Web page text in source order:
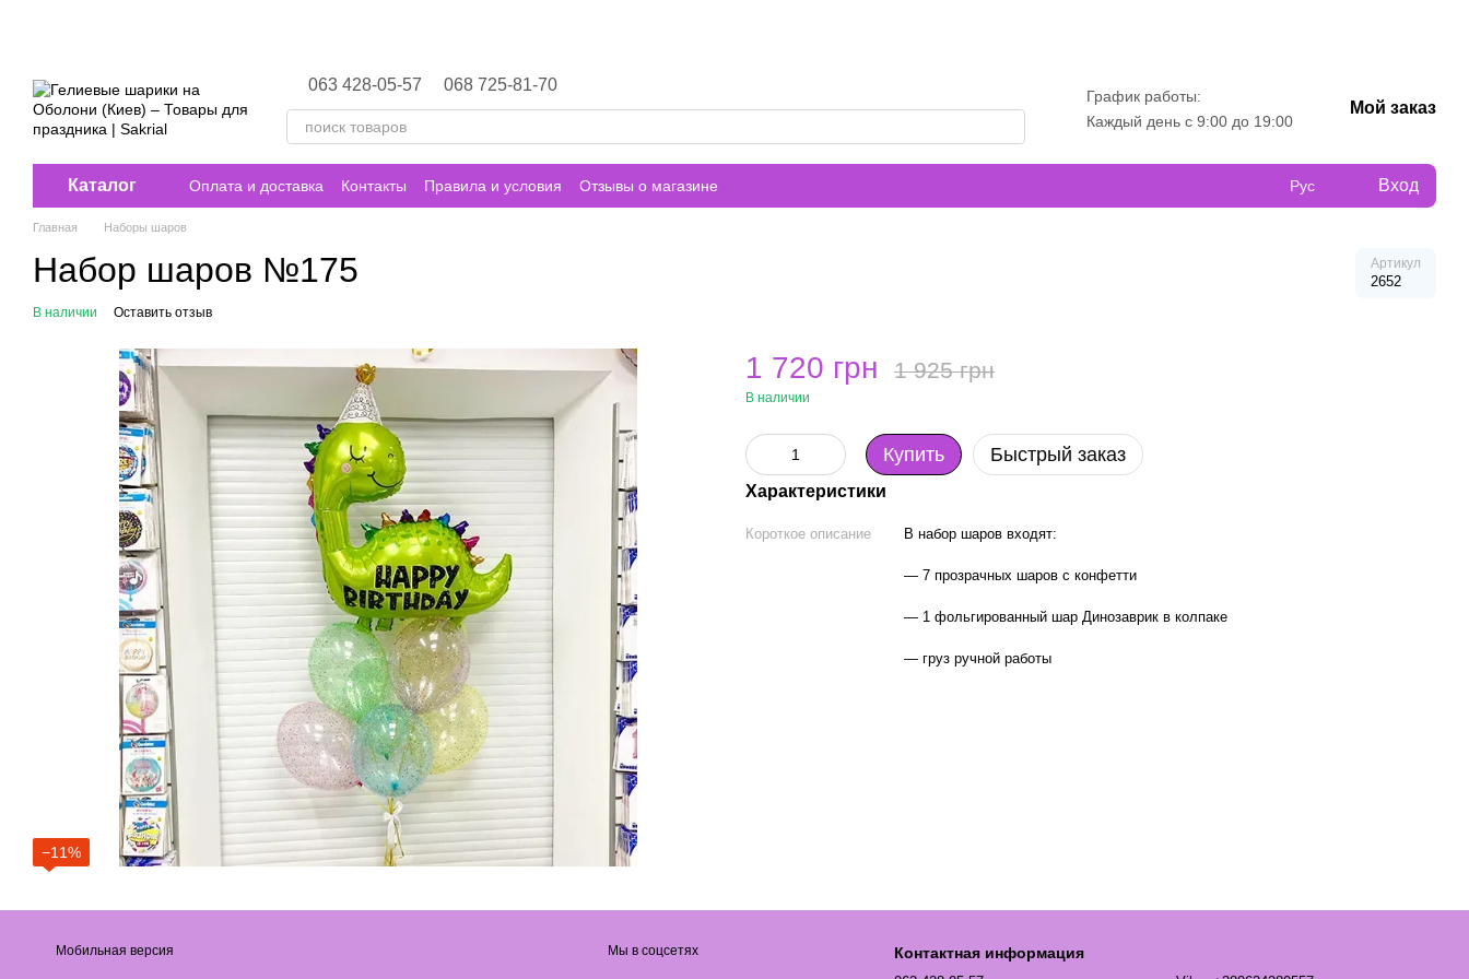
063 428-05-57 068 725-81-70
График работы:
Каждый день с 9:00 до 19:00
Мой заказ
Каталог Оплата и доставка Контакты Правила и условия Отзывы о магазине Рус Вход
Главная Наборы шаров
Набор шаров №175 Артикул
2652
В наличии Оставить отзыв
−11%
1 720 грн 1 925 грн
В наличии
Купить Быстрый заказ
Характеристики
Короткое описание В набор шаров входят:
— 7 прозрачных шаров с конфетти
— 1 фольгированный шар Динозаврик в колпаке
— груз ручной работы
Мобильная версия Мы в соцсетях Контактная информация